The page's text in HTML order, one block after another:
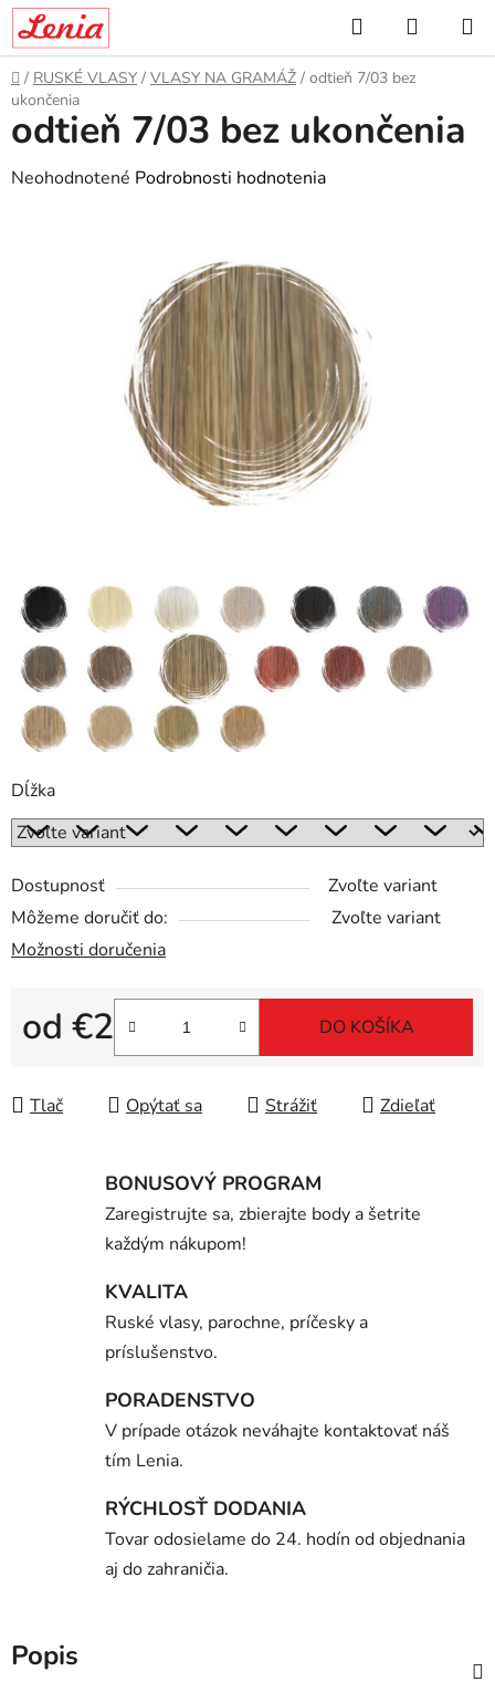
Prejsť
obsah
Hľadať
KOŠÍK
Domov
/ RUSKÉ VLASY / VLASY NA GRAMÁŽ / odtieň 7/03 bez
ukončenia
Dĺžka
Dostupnosť
Zvoľte variant
Môžeme doručiť do:
Zvoľte variant
Možnosti doručenia
od €2
Jednotková cena:
DO KOŠÍKA
Tlač Opýtať sa Strážiť Zdieľať
odtieň 7/03 bez ukončenia
Priemerné
Neohodnotené Podrobnosti hodnotenia
BONUSOVÝ PROGRAM
Zaregistrujte sa, zbierajte body a šetrite
každým nákupom!
KVALITA
Ruské vlasy, parochne, príčesky a
príslušenstvo.
PORADENSTVO
V prípade otázok neváhajte kontaktovať náš
tím Lenia.
RÝCHLOSŤ DODANIA
Tovar odosielame do 24. hodín od objednania
aj do zahraničia.
Popis